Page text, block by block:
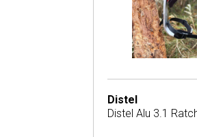
Distel
Distel Alu 3.1